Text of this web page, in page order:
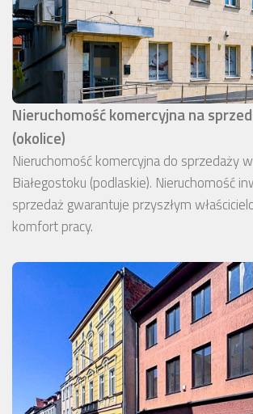
Nieruchomość komercyjna na
(okolice)
Nieruchomość komercyjna do sprzedaży
Białegostoku (podlaskie). Nieruchomość
sprzedaż gwarantuje przyszłym
komfort pracy.